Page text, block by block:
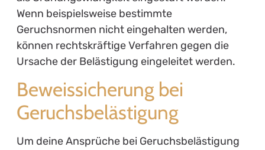
Wenn beispielsweise bestimmte
Geruchsnormen nicht eingehalten werden,
können rechtskräftige Verfahren gegen die
Ursache der Belästigung eingeleitet werden.
Beweissicherung bei
Geruchsbelästigung
Um deine Ansprüche bei Geruchsbelästigung